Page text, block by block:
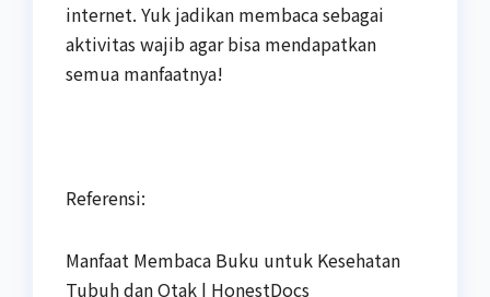
internet. Yuk jadikan membaca sebagai
aktivitas wajib agar bisa mendapatkan
semua manfaatnya!
Referensi:
Manfaat Membaca Buku untuk Kesehatan
Tubuh dan Otak | HonestDocs